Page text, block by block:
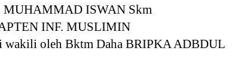
MUHAMMAD ISWAN Skm
INF. MUSLIMIN
wakili oleh Bktm Daha BRIPKA ADBDUL